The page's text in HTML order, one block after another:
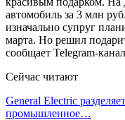
автомобиль за 3 млн
изначально супруг
марта. Но решил
сообщает Telegram-
Сейчас читают
General Electric
промышленное…